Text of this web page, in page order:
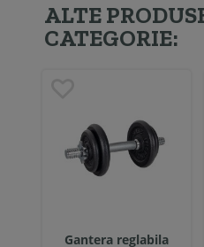
ALTE
CATEGORIE:
Gantera reglabila